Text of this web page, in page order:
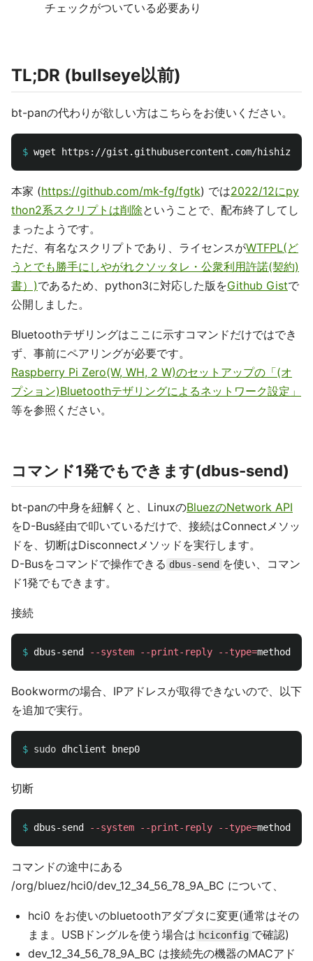
チェックがついている必要あり
TL;DR (bullseye以前)
bt-panの代わりが欲しい方はこちらをお使いください。
$
本家 (https://github.com/mk-fg/fgtk) では2022/12にpy
thon2系スクリプトは削除ということで、配布終了してし
まったようです。
ただ、有名なスクリプトであり、ライセンスがWTFPL(ど
うとでも勝手にしやがれクソッタレ・公衆利用許諾(契約)
書）)であるため、python3に対応した版をGithub Gistで
公開しました。
Bluetoothテザリングはここに示すコマンドだけではでき
ず、事前にペアリングが必要です。
Raspberry Pi Zero(W, WH, 2 W)のセットアップの「(オ
プション)Bluetoothテザリングによるネットワーク設定」
等を参照ください。
コマンド1発でもできます(dbus-send)
bt-panの中身を紐解くと、LinuxのBluezのNetwork API
をD-Bus経由で叩いているだけで、接続はConnectメソッ
ドを、切断はDisconnectメソッドを実行します。
D-Busをコマンドで操作できる dbus-send を使い、コマン
ド1発でもできます。
接続
$ dbus-send --system --print-reply --type=
Bookwormの場合、IPアドレスが取得できないので、以下
を追加で実行。
$ sudo
切断
$ dbus-send --system --print-reply --type=
コマンドの途中にある
/org/bluez/hci0/dev_12_34_56_78_9A_BC について、
hci0 をお使いのbluetoothアダプタに変更(通常はその
まま。USBドングルを使う場合は hciconfig で確認)
dev_12_34_56_78_9A_BC は接続先の機器のMACアド